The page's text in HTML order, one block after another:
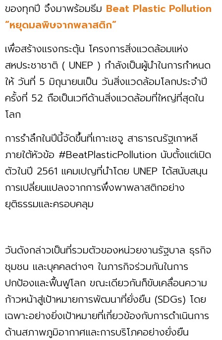
ของทุกปี จึงมาพร้อมธีม Beat Plastic Pollution
“หยุดมลพิษจากพลาสติก”
เพื่อสร้างแรงกระตุ้น โครงการสิ่งแวดล้อมแห่ง
สหประชาชาติ ( UNEP ) กำลังเป็นผู้นำในการกำหนด
ให้ วันที่ 5 มิถุนายนเป็น วันสิ่งแวดล้อมโลกประจำปี
ครั้งที่ 52 ถือเป็นเวทีด้านสิ่งแวดล้อมที่ใหญ่ที่สุดใน
โลก
การรำลึกในปีนี้จัดขึ้นที่เกาะเชจู สาธารณรัฐเกาหลี
ภายใต้หัวข้อ #BeatPlasticPollution นับตั้งแต่เปิด
ตัวในปี 2561 แคมเปญที่นำโดย UNEP ได้สนับสนุน
การเปลี่ยนแปลงจากการพึ่งพาพลาสติกอย่าง
ยุติธรรมและครอบคลุม
วันดังกล่าวเป็นที่รวมตัวของหน่วยงานรัฐบาล ธุรกิจ
ชุมชน และบุคคลต่างๆ ในภารกิจร่วมกันในการ
ปกป้องและฟื้นฟูโลก ขณะเดียวกันก็ขับเคลื่อนความ
ก้าวหน้าสู่เป้าหมายการพัฒนาที่ยั่งยืน (SDGs) โดย
เฉพาะอย่างยิ่งเป้าหมายที่เกี่ยวข้องกับการดำเนินการ
ด้านสภาพภูมิอากาศและการบริโภคอย่างยั่งยืน